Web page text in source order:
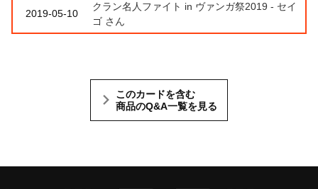
2019-05-10
クラン名人ファイト in ヴァンガ祭2019 - セイ
ゴ さん
このカードを含む
商品のQ&A一覧を見る